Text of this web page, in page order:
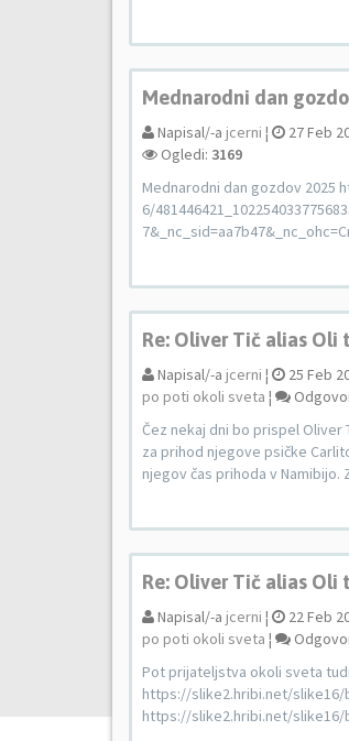
Mednarodni dan
Napisal/-a jcerni ¦ 27 Feb
Ogledi: 3169
Mednarodni dan gozdov 2025
6/
Re: Oliver Tič alias Oli
Napisal/-a jcerni ¦ 25 Feb
po poti okoli sveta ¦
Čez nekaj dni bo prispel Oliver
za prihod njegove psičke
njegov čas prihoda v Namibijo.
Re: Oliver Tič alias Oli
Napisal/-a jcerni ¦ 22 Feb
po poti okoli sveta ¦
Pot prijateljstva okoli sveta
https://slike2.hribi.net/slike16/
https://slike2.hribi.net/slike16/